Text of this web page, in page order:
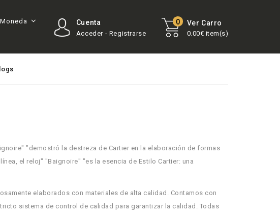
Ver Carro
0.00€ item(s)
0
Cuenta
Acceder - Registrarse
Moneda
"demostró la destreza de Cartier en la elaboración de formas
el reloj" "Baignoire" "es la esencia de Estilo Cartier: una
elaborados con materiales de alta calidad. Contamos con
sistema de control de calidad para garantizar la calidad. Todas